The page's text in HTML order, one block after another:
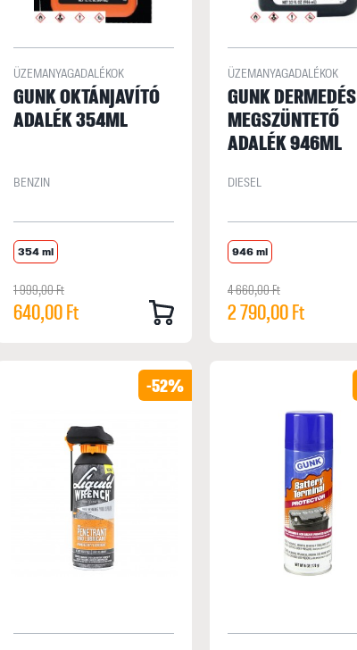
ÜZEMANYAGADALÉKOK
GUNK OKTÁNJAVÍTÓ
ADALÉK 354ML
BENZIN
354 ml
1 999,00 Ft
640,00 Ft
ÜZEMANYAGADALÉKOK
GUNK DERMEDÉS
MEGSZÜNTETŐ
ADALÉK 946ML
DIESEL
946 ml
4 660,00 Ft
2 790,00 Ft
-52%